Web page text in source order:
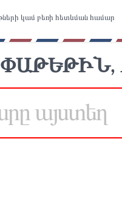
կամ բեռի հետևման համար
ՓԱԹԵԹԻՆ,